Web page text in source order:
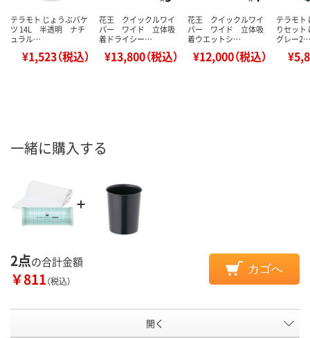
テラモト じょうぶバケ
ツ 14L 半透明 ナチ
ュラル…
¥1,523（税込）
花王 クイックルワイ
パー ワイド 立体吸
着ドライシー…
¥13,800（税込）
花王 クイックルワイ
パー ワイド 立体吸
着ウエットシ…
¥12,000（税込）
テラモト
りセット
グレー2…
一緒に購入する
2点の合計金額
￥811（税込）
カゴへ
開く